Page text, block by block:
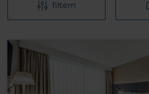
filtern